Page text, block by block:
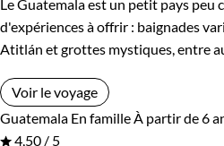
Le Guatemala est un petit pays peu
d'expériences à offrir : baignades
Atitlán et grottes mystiques, entre
Voir le voyage
Guatemala En famille À partir de 6
4,50 / 5